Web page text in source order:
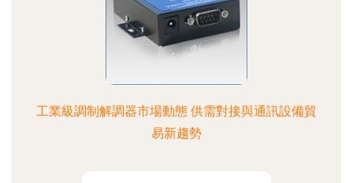
工業級調制解調器市場動態 供需對接與通訊設備貿
易新趨勢